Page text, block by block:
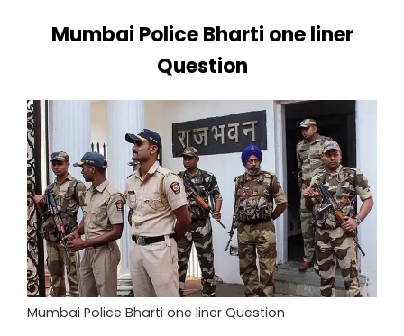
Mumbai Police Bharti one liner
Question
Mumbai Police Bharti one liner Question